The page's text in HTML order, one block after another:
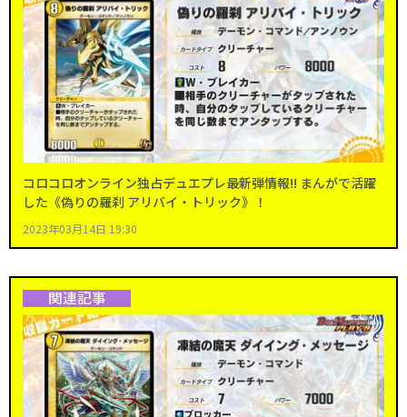
コロコロオンライン独占デュエプレ最新弾情報!! まんがで活躍
した《偽りの羅刹 アリバイ・トリック》！
2023年03月14日 19:30
関連記事